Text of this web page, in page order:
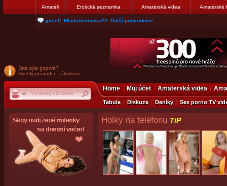
Amatéři Erotická seznamka Amatérská videa Amatérské
jjoseff: Mladamaminka22. Další podvodnice
Jste zde poprvé?
Rychlý průvodce zákulisím
Home Můj účet Amaterská videa
Tabule Diskuze Deníky Sex porno TV
Holky na telefonu TiP